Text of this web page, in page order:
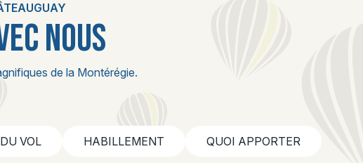
NOUS
de la Montérégie.
VOL HABILLEMENT QUOI APPORTER